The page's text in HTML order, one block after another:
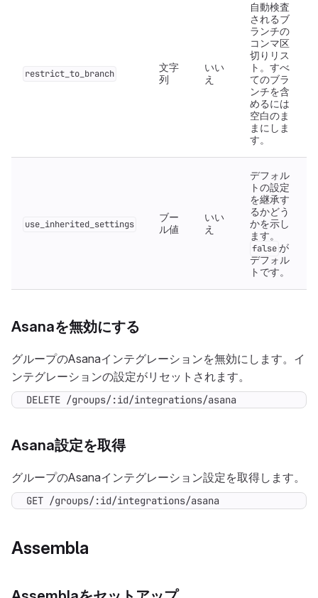
restrict_to_branch
文字
列
いい
え
自動検査
されるブ
ランチの
コンマ区
切りリス
ト。すべ
てのブラ
ンチを含
めるには
空白のま
まにしま
す。
use_inherited_settings
ブー
ル値
いい
え
デフォル
トの設定
を継承す
るかどう
かを示し
ます。
falseが
デフォル
トです。
Asanaを無効にする
グループのAsanaインテグレーションを無効にします。イ
ンテグレーションの設定がリセットされます。
DELETE /groups/:id/integrations/asana
Asana設定を取得
グループのAsanaインテグレーション設定を取得します。
GET /groups/:id/integrations/asana
Assembla